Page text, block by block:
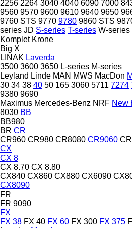
2256 2264 3040 4040 6090 7000
9560 9570 9600 9610 9640 9650
9760 STS 9770 9780 9860 STS
series JD S-series T-series W-series
Komplet Krone
Big X
LINAK Laverda
3500 3600 3650 L-series M-series
Leyland Linde MAN MWS MacDon
30 34 38 40 50 165 3060 5711 7274
9380 9690
Maximus Mercedes-Benz NRF New
8030 BB
BB980
BR CR
CR960 CR980 CR8080 CR9060
CX
CX 8
CX 8.70 CX 8.80
CX840 CX860 CX880 CX6090
CX8090
FR
FR 9090
FX
FX 38 FX 40 FX 60 FX 300 FX 375